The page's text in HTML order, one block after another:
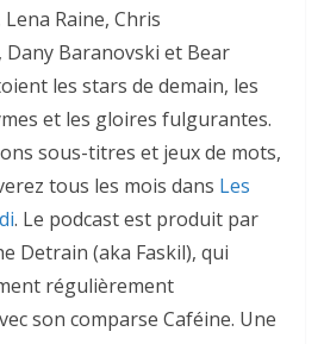
Raine, Chris
Baranovski et Bear
les stars de demain, les
et les gloires fulgurantes.
sous-titres et jeux de mots,
tous les mois dans Les
. Le podcast est produit par
Detrain (aka Faskil), qui
régulièrement
son comparse Caféine. Une